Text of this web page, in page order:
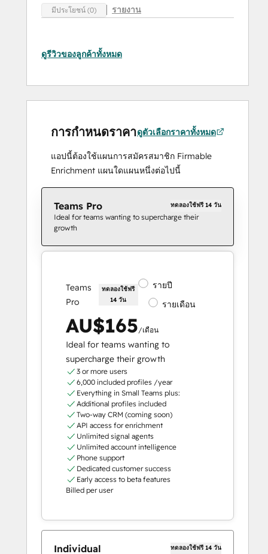
มีประโยชน์ (0) รายงาน
ดูรีวิวของลูกค้าทั้งหมด
การกำหนดราคาดูตัวเลือกราคาทั้งหมด
แอปนี้ต้องใช้แผนการสมัครสมาชิก Firmable
Enrichment แผนใดแผนหนึ่งต่อไปนี้
Teams Pro ทดลองใช้ฟรี 14 วัน
Ideal for teams wanting to supercharge their
growth
Teams
Pro
ทดลองใช้ฟรี
14 วัน
รายปี
รายเดือน
AU$165/เดือน
Ideal for teams wanting to
supercharge their growth
3 or more users
6,000 included profiles /year
Everything in Small Teams plus:
Additional profiles included
Two-way CRM (coming soon)
API access for enrichment
Unlimited signal agents
Unlimited account intelligence
Phone support
Dedicated customer success
Early access to beta features
Billed per user
Individual ทดลองใช้ฟรี 14 วัน